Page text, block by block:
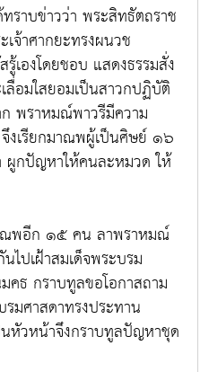
าบข่าวว่า พระสิทธัตถราช
เจ้าศากยะทรงผนวช
เองโดยชอบ แสดงธรรมสั่ง
อมใสยอมเป็นสาวกปฏิบัติ
พราหมณ์พาวรีมีความ
งเรียกมาณพผู้เป็นศิษย์ ๑๖
กปัญหาให้คนละหมวด ให้
พอีก ๑๕ คน ลาพราหมณ์
ไปเฝ้าสมเด็จพระบรม
ธ กราบทูลขอโอกาสถาม
มศาสดาทรงประทาน
วหน้าจึงกราบทูลปัญหาชุด